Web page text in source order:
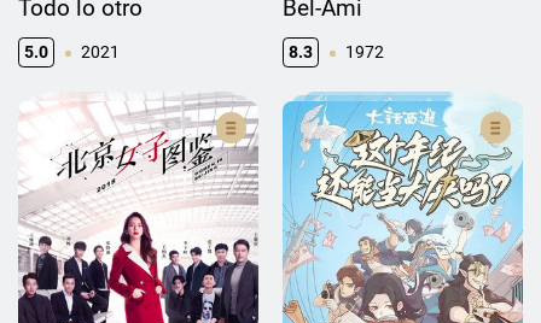
Todo lo otro
5.0 2021
Bel-Ami
8.3 1972